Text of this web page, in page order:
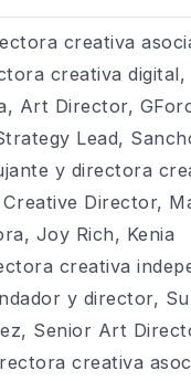
creativa
creativa
Art Director,
Lead,
y directora
Director,
Joy Rich, Kenia
creativa
y director,
Senior Art
creativa